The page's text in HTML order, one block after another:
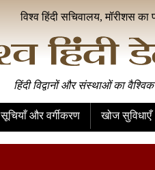
विश्व हिंदी सचिवालय, मॉरीशस का
हिंदी विद्वानों और संस्थाओं का
सूचियाँ और वर्गीकरण खोज सुविधाएँ